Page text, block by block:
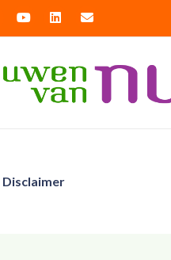
Disclaimer